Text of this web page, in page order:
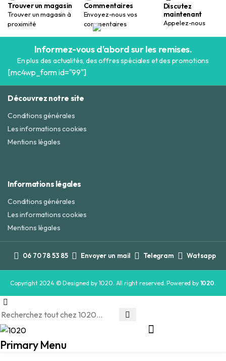
Trouver un magasin
Trouver un magasin à
proximité
Commentaires
Envoyez-nous vos
commentaires
Discutez
maintenant
Appelez-nous
Informez-vous d'abord sur les remises.
En plus des actualités, des offres spéciales et des promotions
[mc4wp_form id="99"]
Découvrez notre site
Conditions générales
Les informations cookies
Mentions légales
Informations légales
Conditions générales
Les informations cookies
Mentions légales
06 70 78 53 85 Envoyer un mail Telegram Watsapp
Copyright 2024 © Designed by 1020. All right reserved. Powered by 1020
Primary Menu